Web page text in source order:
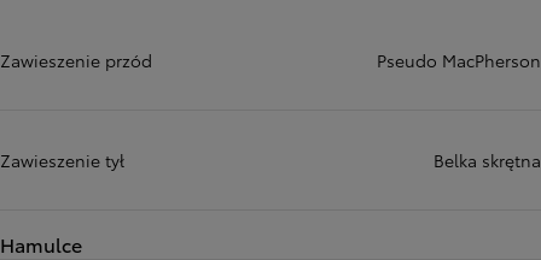
Zawieszenie przód Pseudo MacPherson
Zawieszenie tył Belka skrętna
Hamulce